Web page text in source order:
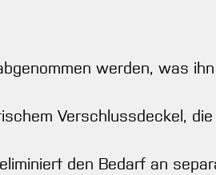
werden, was
Verschlussdeckel,
den Bedarf an